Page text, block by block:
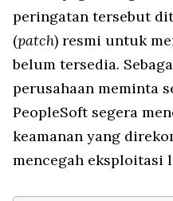
peringatan tersebut
(patch) resmi untuk
belum tersedia.
perusahaan meminta
PeopleSoft segera
keamanan yang
mencegah eksploitasi